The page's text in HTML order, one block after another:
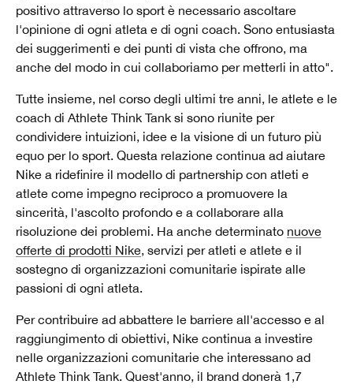
positivo attraverso lo sport è necessario ascoltare
l'opinione di ogni atleta e di ogni coach. Sono entusiasta
dei suggerimenti e dei punti di vista che offrono, ma
anche del modo in cui collaboriamo per metterli in atto".
Tutte insieme, nel corso degli ultimi tre anni, le atlete e le
coach di Athlete Think Tank si sono riunite per
condividere intuizioni, idee e la visione di un futuro più
equo per lo sport. Questa relazione continua ad aiutare
Nike a ridefinire il modello di partnership con atleti e
atlete come impegno reciproco a promuovere la
sincerità, l'ascolto profondo e a collaborare alla
risoluzione dei problemi. Ha anche determinato nuove
offerte di prodotti Nike, servizi per atleti e atlete e il
sostegno di organizzazioni comunitarie ispirate alle
passioni di ogni atleta.
Per contribuire ad abbattere le barriere all'accesso e al
raggiungimento di obiettivi, Nike continua a investire
nelle organizzazioni comunitarie che interessano ad
Athlete Think Tank. Quest'anno, il brand donerà 1,7